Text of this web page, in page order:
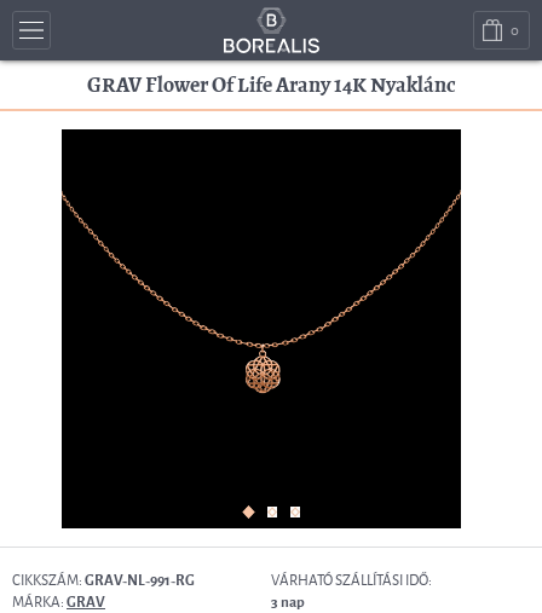
0
GRAV Flower Of Life Arany 14K Nyaklánc
CIKKSZÁM:GRAV-NL-991-RG
MÁRKA:GRAV
VÁRHATÓ SZÁLLÍTÁSI IDŐ:
3 nap